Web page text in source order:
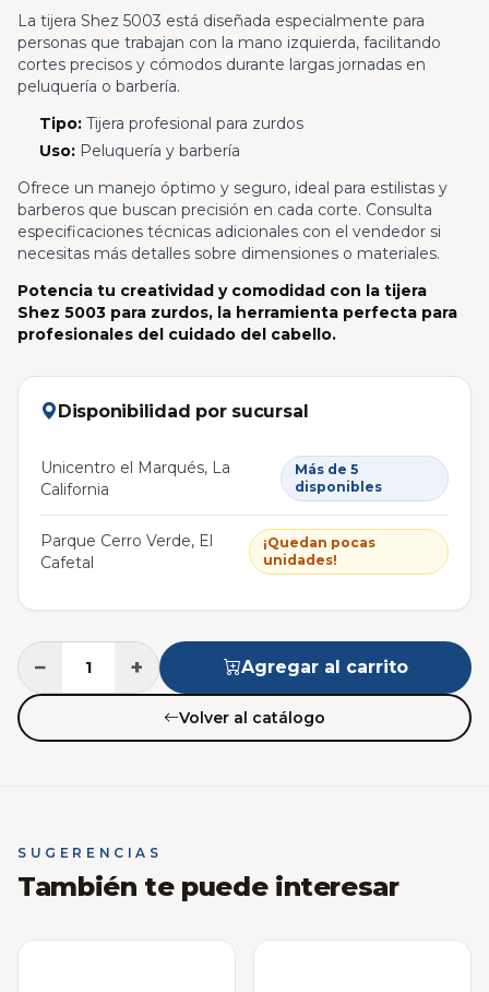
La tijera Shez 5003 está diseñada especialmente para
personas que trabajan con la mano izquierda, facilitando
cortes precisos y cómodos durante largas jornadas en
peluquería o barbería.
Tipo:Tijera profesional para zurdos
Uso:Peluquería y barbería
Ofrece un manejo óptimo y seguro, ideal para estilistas y
barberos que buscan precisión en cada corte. Consulta
especificaciones técnicas adicionales con el vendedor si
necesitas más detalles sobre dimensiones o materiales.
Potencia tu creatividad y comodidad con la tijera
Shez 5003 para zurdos, la herramienta perfecta para
profesionales del cuidado del cabello.
Disponibilidad por sucursal
Unicentro el Marqués, La
California
Más de 5
disponibles
Parque Cerro Verde, El
Cafetal
¡Quedan pocas
unidades!
− + Agregar al carrito
Volver al catálogo
SUGERENCIAS
También te puede interesar